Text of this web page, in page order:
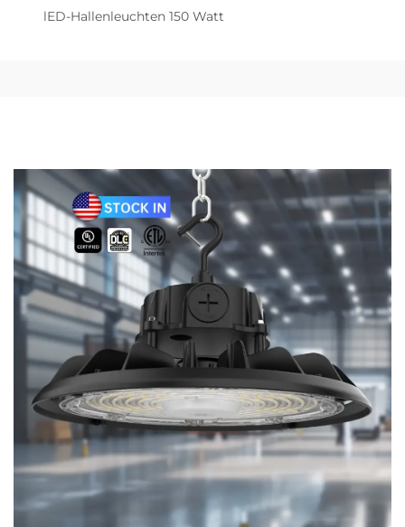
lED-Hallenleuchten 150 Watt